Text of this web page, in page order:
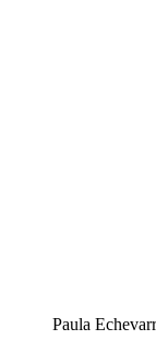
Paula